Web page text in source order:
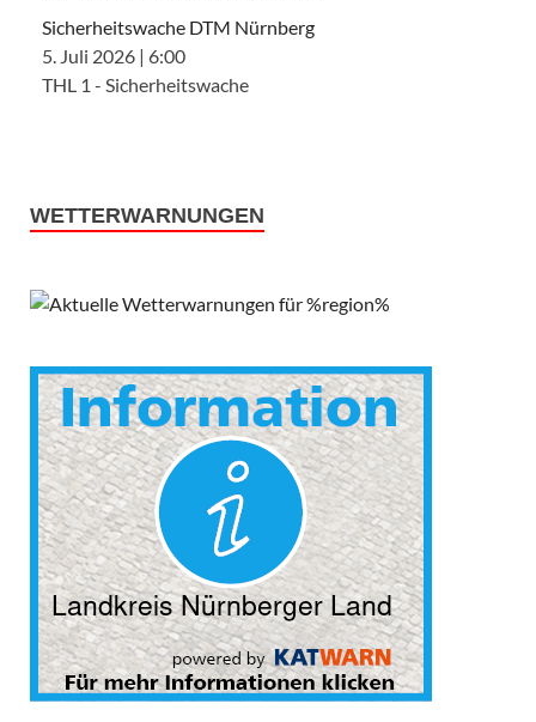
Sicherheitswache DTM Nürnberg
5. Juli 2026 | 6:00
THL 1 - Sicherheitswache
WETTERWARNUNGEN